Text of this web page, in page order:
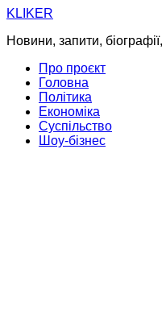
Skip
content
KLIKER
Новини, запити, біографії,
Про проєкт
Головна
Політика
Економіка
Суспільство
Шоу-бізнес